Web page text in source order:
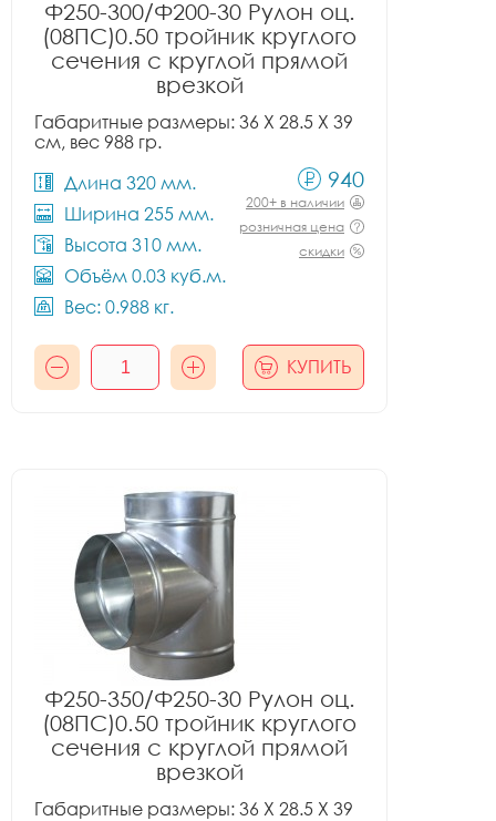
Ф250-300/Ф200-30 Рулон оц.
(08ПС)0.50 тройник круглого
сечения с круглой прямой
врезкой
Габаритные размеры: 36 X 28.5 X 39
см, вес 988 гр.
Длина 320 мм.
Ширина 255 мм.
Высота 310 мм.
Объём 0.03 куб.м.
Вес: 0.988 кг.
940
200+ в наличии
розничная цена
скидки
КУПИТЬ
Ф250-350/Ф250-30 Рулон оц.
(08ПС)0.50 тройник круглого
сечения с круглой прямой
врезкой
Габаритные размеры: 36 X 28.5 X 39